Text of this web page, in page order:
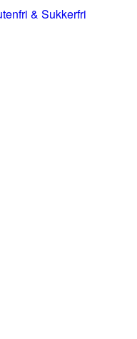
& Sukkerfri